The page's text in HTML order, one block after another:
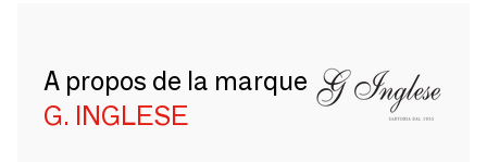
A propos de la marque
G. INGLESE